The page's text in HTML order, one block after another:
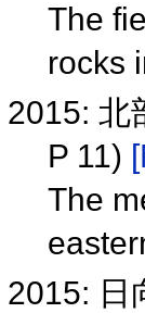
The
rocks
2015: 北
P 11)
The
2015: 日